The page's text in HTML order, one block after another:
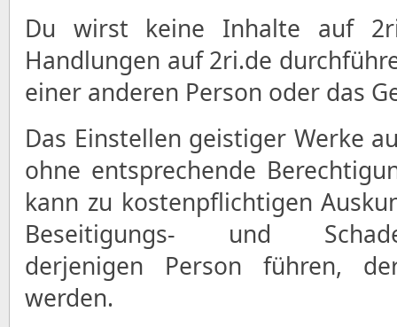
Du wirst keine Inhalte auf
Handlungen auf 2ri.de
einer anderen Person oder das
Das Einstellen geistiger Werke
ohne entsprechende
kann zu kostenpflichtigen
Beseitigungs- und
derjenigen Person führen,
werden.